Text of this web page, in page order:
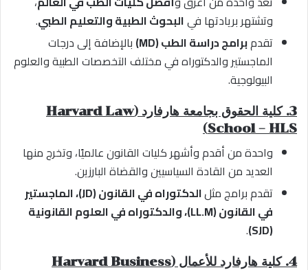
وتشتهر بريادتها فيالبحوث الطبية والتعليم الطبي.
تقدمبرامج دراسة الطب (MD)
بالإضافة إلى درجات
الماجستير والدكتوراه في مختلف التخصصات الطبية والعلوم
البيولوجية.
3. كلية الحقوق بجامعة هارفارد (Harvard Law
School – HLS)
واحدة من أقدم وأشهر كليات القانون عالميًا، وتخرج منها
العديد من القادة السياسيين والقضاة البارزين.
تقدم برامج مثل
الدكتوراه في القانون (JD)، الماجستير
في القانون (LL.M)، والدكتوراه في العلوم القانونية
(SJD)
.
4. كلية هارفارد للأعمال (Harvard Business